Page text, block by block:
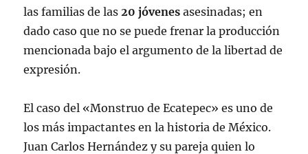
las familias de las 20 jóvenes asesinadas; en
dado caso que no se puede frenar la producción
mencionada bajo el argumento de la libertad de
expresión.
El caso del «Monstruo de Ecatepec» es uno de
los más impactantes en la historia de México.
Juan Carlos Hernández y su pareja quien lo